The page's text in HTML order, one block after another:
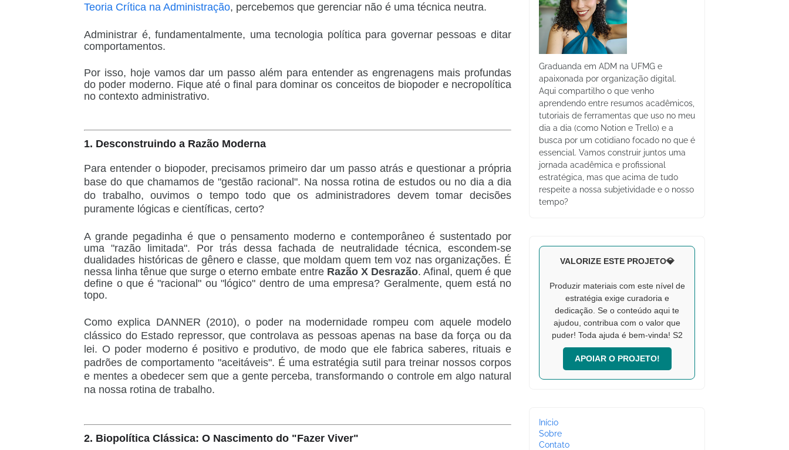
Teoria Crítica na Administração, percebemos que gerenciar não é uma técnica neutra.
Administrar é, fundamentalmente, uma tecnologia política para governar pessoas e ditar
comportamentos.
Por isso, hoje vamos dar um passo além para entender as engrenagens mais profundas
do poder moderno. Fique até o final para dominar os conceitos de biopoder e necropolítica
no contexto administrativo.
1. Desconstruindo a Razão Moderna
Para entender o biopoder, precisamos primeiro dar um passo atrás e questionar a própria
base do que chamamos de "gestão racional". Na nossa rotina de estudos ou no dia a dia
do trabalho, ouvimos o tempo todo que os administradores devem tomar decisões
puramente lógicas e científicas, certo?
A grande pegadinha é que o pensamento moderno e contemporâneo é sustentado por
uma "razão limitada". Por trás dessa fachada de neutralidade técnica, escondem-se
dualidades históricas de gênero e classe, que moldam quem tem voz nas organizações. É
nessa linha tênue que surge o eterno embate entre Razão X Desrazão. Afinal, quem é que
define o que é "racional" ou "lógico" dentro de uma empresa? Geralmente, quem está no
topo.
Como explica DANNER (2010), o poder na modernidade rompeu com aquele modelo
clássico do Estado repressor, que controlava as pessoas apenas na base da força ou da
lei. O poder moderno é positivo e produtivo, de modo que ele fabrica saberes, rituais e
padrões de comportamento "aceitáveis". É uma estratégia sutil para treinar nossos corpos
e mentes a obedecer sem que a gente perceba, transformando o controle em algo natural
na nossa rotina de trabalho.
2. Biopolítica Clássica: O Nascimento do "Fazer Viver"
Graduanda em ADM na UFMG e
apaixonada por organização digital.
Aqui compartilho o que venho
aprendendo entre resumos acadêmicos,
tutoriais de ferramentas que uso no meu
dia a dia (como Notion e Trello) e a
busca por um cotidiano focado no que é
essencial. Vamos construir juntos uma
jornada acadêmica e profissional
estratégica, mas que acima de tudo
respeite a nossa subjetividade e o nosso
tempo?
VALORIZE ESTE PROJETO💎
Produzir materiais com este nível de
estratégia exige curadoria e
dedicação. Se o conteúdo aqui te
ajudou, contribua com o valor que
puder! Toda ajuda é bem-vinda! S2
APOIAR O PROJETO!
Início
Sobre
Contato